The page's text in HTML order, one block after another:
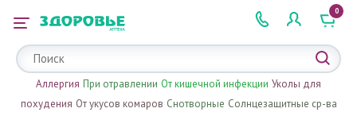
2 505 505
0
Аллергия При отравлении От кишечной инфекции Уколы для
похудения От укусов комаров Снотворные Солнцезащитные ср-ва